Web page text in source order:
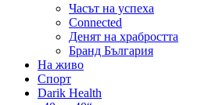
Часът на успеха
Connected
Денят на храбростта
Бранд България
На живо
Спорт
Darik Health